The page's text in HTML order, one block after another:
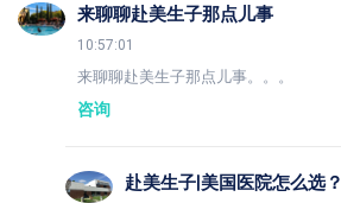
来聊聊赴美生子那点儿事
10:57:01
来聊聊赴美生子那点儿事。。。
咨询
赴美生子|美国医院怎么选？